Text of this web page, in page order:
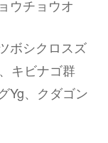
ウチョウオ
ボシクロスズ
キビナゴ群
Yg、クダゴン